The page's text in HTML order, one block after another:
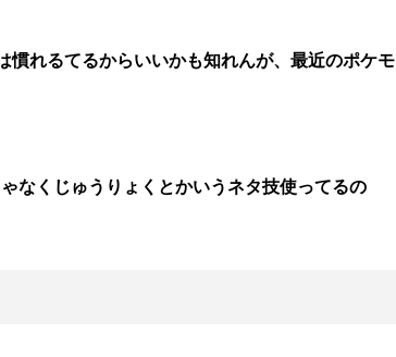
れるてるからいいかも知れんが、最近のポケモ
なくじゅうりょくとかいうネタ技使ってるの